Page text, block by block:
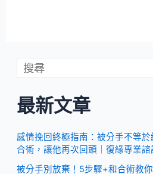
最新文章
感情挽回終極指南：被分手不等
合術，讓他再次回頭｜復緣專業諮
被分手別放棄！5步驟+和合術教